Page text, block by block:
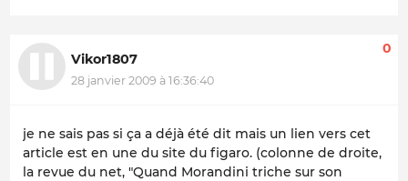
Vikor1807
28 janvier 2009 à 16:36:40
0
je ne sais pas si ça a déjà été dit mais un lien vers cet
article est en une du site du figaro. (colonne de droite,
la revue du net, "Quand Morandini triche sur son